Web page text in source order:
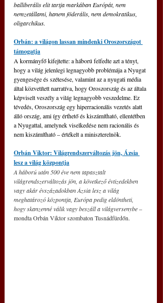
balliberális elit tartja markában Európát, nem
nemzetállami, hanem föderális, nem demokratikus,
oligarchikus.
Orbán: a világon lassan mindenki Oroszországot
támogatja
A kormányfő kifejtette: a háború felfedte azt a tényt,
hogy a világ jelenlegi legnagyobb problémája a Nyugat
gyengesége és szétesése, valamint az a nyugati média
által közvetített narratíva, hogy Oroszország és az általa
képviselt veszély a világ legnagyobb veszedelme. Ez
tévedés, Oroszország egy hiperracionális vezetés alatt
álló ország, ami így érthető és kiszámítható, ellentétben
a Nyugattal, amelynek viselkedése nem racionális és
nem kiszámítható – értékelt a miniszterelnök.
Orbán Viktor: Világrendszerváltozás jön, Ázsia
lesz a világ központja
A háború után 500 éve nem tapasztalt
világrendszerváltozás jön, a következő évtizedekben
vagy akár évszázadokban Ázsia lesz a világ
meghatározó központja, Európa pedig eldöntheti,
hogy skanzenné válik vagy beszáll a világversenybe –
mondta Orbán Viktor szombaton Tusnádfürdőn.